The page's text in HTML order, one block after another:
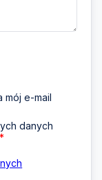
mój e-mail
danych
*